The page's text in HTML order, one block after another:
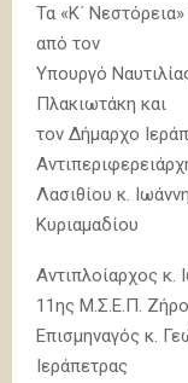
Τα «Κ΄
από τον
Υπουργό
Πλακιωτάκη και
τον Δήμαρχο
Λασιθίου κ.
Κυριαμαδίου
Αντιπλοίαρχος κ.
11ης Μ.Σ.Ε.Π.
Επισμηναγός κ.
Ιεράπετρας